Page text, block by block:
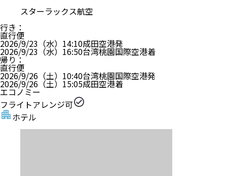
スターラックス航空
行き ：
直行便
2026/9/23（水） 14:10成田空港発
2026/9/23（水） 16:50台湾桃園国際空港着
帰り ：
直行便
2026/9/26（土） 10:40台湾桃園国際空港発
2026/9/26（土） 15:05成田空港着
エコノミー
フライトアレンジ可
ホテル